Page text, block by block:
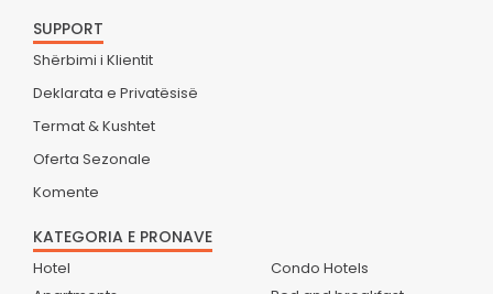
SUPPORT
Shërbimi i Klientit
Deklarata e Privatësisë
Termat & Kushtet
Oferta Sezonale
Komente
KATEGORIA E PRONAVE
Hotel
Condo Hotels